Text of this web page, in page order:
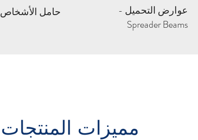
حامل الأشخاص
عوارض التحميل -
Spreader Beams
مميزات المنتجات